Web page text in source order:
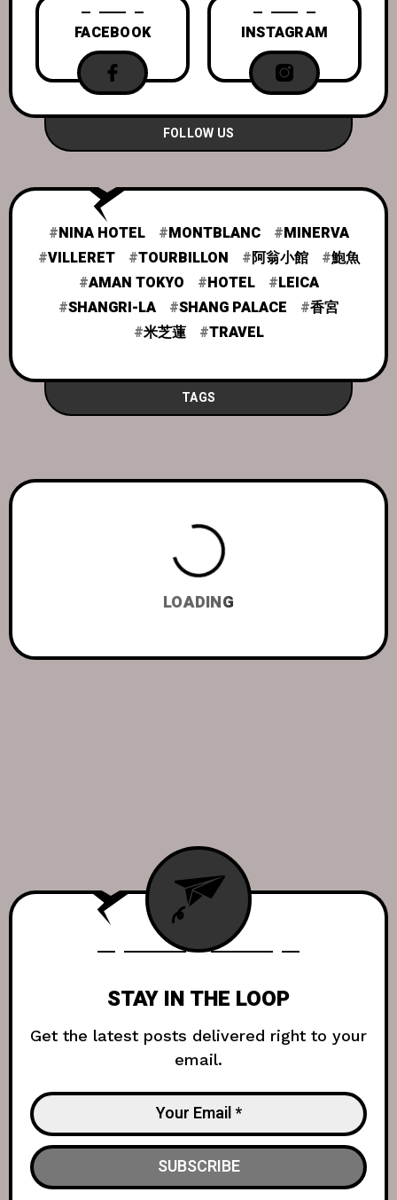
FOLLOW US
FACEBOOK INSTAGRAM
TAGS
NINA HOTEL MONTBLANC
MINERVA
VILLERET
TOURBILLON 阿翁小館
鮑魚
AMAN TOKYO
HOTEL
LEICA
SHANGRI-LA
SHANG PALACE
香宮
米芝蓮
TRAVEL
LOADING
STAY IN THE LOOP
Get the latest posts delivered right to your
email.